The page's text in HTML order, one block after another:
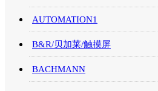
AUTOMATION1
B&R/贝加莱/触摸屏
BACHMANN